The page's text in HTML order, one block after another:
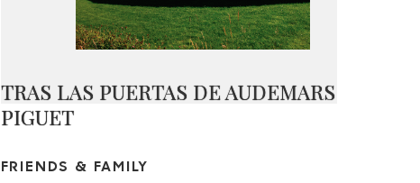
TRAS LAS PUERTAS DE AUDEMARS
PIGUET
FRIENDS & FAMILY